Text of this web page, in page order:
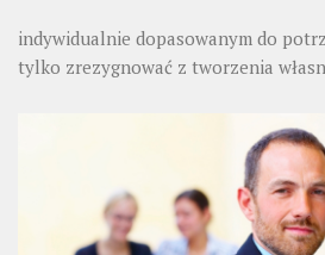
indywidualnie dopasowanym do
tylko zrezygnować z tworzenia